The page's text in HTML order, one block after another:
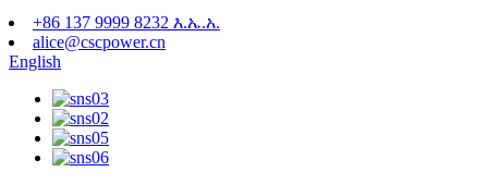
+86 137 9999 8232 እ.ኤ.አ.
alice@cscpower.cn
English